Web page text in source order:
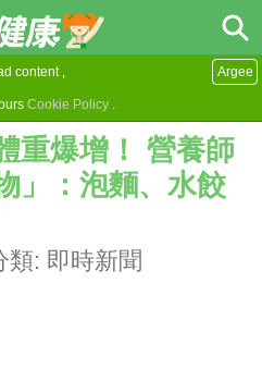
content ,
Cookie Policy .
Argee
重爆增！ 營養師
」：泡麵、水餃
類: 即時新聞